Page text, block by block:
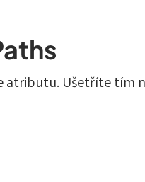
Ušetříte tím